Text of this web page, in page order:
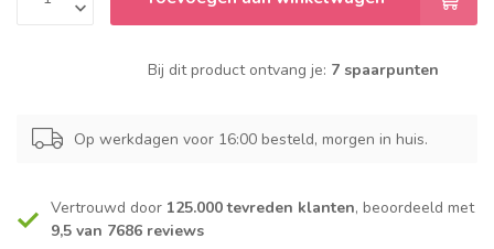
Bij dit product ontvang je: 7 spaarpunten
Op werkdagen voor 16:00 besteld, morgen in huis.
Vertrouwd door 125.000 tevreden klanten, beoordeeld met
9,5 van 7686 reviews